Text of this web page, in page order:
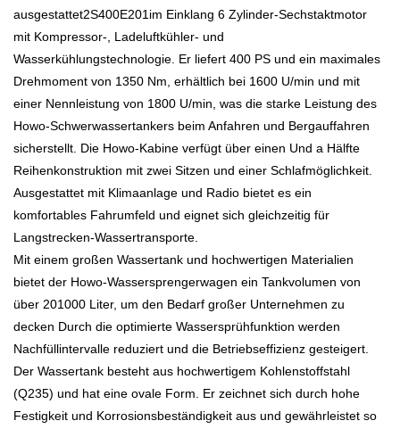
ausgestattet2S400E201 im Einklang 6 Zylinder-Sechstaktmotor
mit Kompressor-, Ladeluftkühler- und
Wasserkühlungstechnologie. Er liefert 400 PS und ein maximales
Drehmoment von 1350 Nm, erhältlich bei 1600 U/min und mit
einer Nennleistung von 1800 U/min, was die starke Leistung des
Howo-Schwerwassertankers beim Anfahren und Bergauffahren
sicherstellt. Die Howo-Kabine verfügt über einen Und a Hälfte
Reihenkonstruktion mit zwei Sitzen und einer Schlafmöglichkeit.
Ausgestattet mit Klimaanlage und Radio bietet es ein
komfortables Fahrumfeld und eignet sich gleichzeitig für
Langstrecken-Wassertransporte.
Mit einem großen Wassertank und hochwertigen Materialien
bietet der Howo-Wassersprengerwagen ein Tankvolumen von
über 201000 Liter, um den Bedarf großer Unternehmen zu
decken Durch die optimierte Wassersprühfunktion werden
Nachfüllintervalle reduziert und die Betriebseffizienz gesteigert.
Der Wassertank besteht aus hochwertigem Kohlenstoffstahl
(Q235) und hat eine ovale Form. Er zeichnet sich durch hohe
Festigkeit und Korrosionsbeständigkeit aus und gewährleistet so